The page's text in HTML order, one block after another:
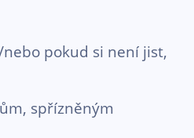
pokud si není jist,
spřízněným